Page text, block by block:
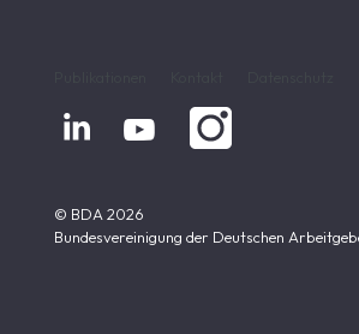
 
© BDA 2026
Bundesvereinigung der Deutschen